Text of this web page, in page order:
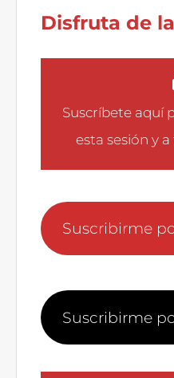
Disfruta de
Suscríbete aquí
esta sesión y
Suscribirme
Suscribirme